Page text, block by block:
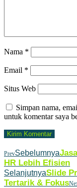
Nama *
Email *
Situs Web
Simpan nama,
untuk komentar saya
PrevSebelumnya
HR Lebih Efisien
SelanjutnyaSlide
Tertarik & Fokus